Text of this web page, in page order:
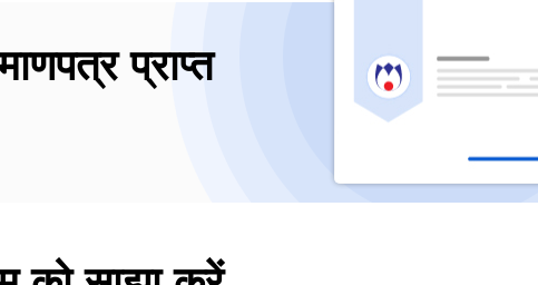
प्राप्त